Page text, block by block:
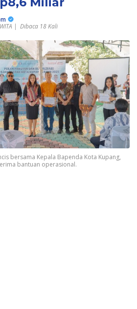
| Dibaca 18 Kali
bersama Kepala Bapenda Kota Kupang,
bantuan operasional.